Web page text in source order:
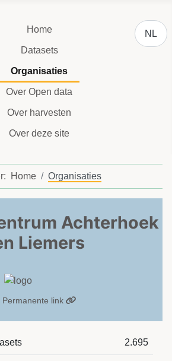
Home
Datasets
Organisaties
Over Open data
Over harvesten
Over deze site
NL
Home Organisaties
Achterhoek
Liemers
Permanente link
2.695